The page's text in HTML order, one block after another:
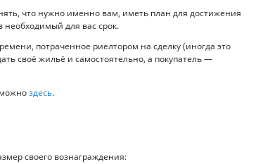
что нужно именно вам, иметь план для достижения
необходимый для вас срок.
потраченное риелтором на сделку (иногда это
своё жильё и самостоятельно, а покупатель —
здесь.
своего вознаграждения: